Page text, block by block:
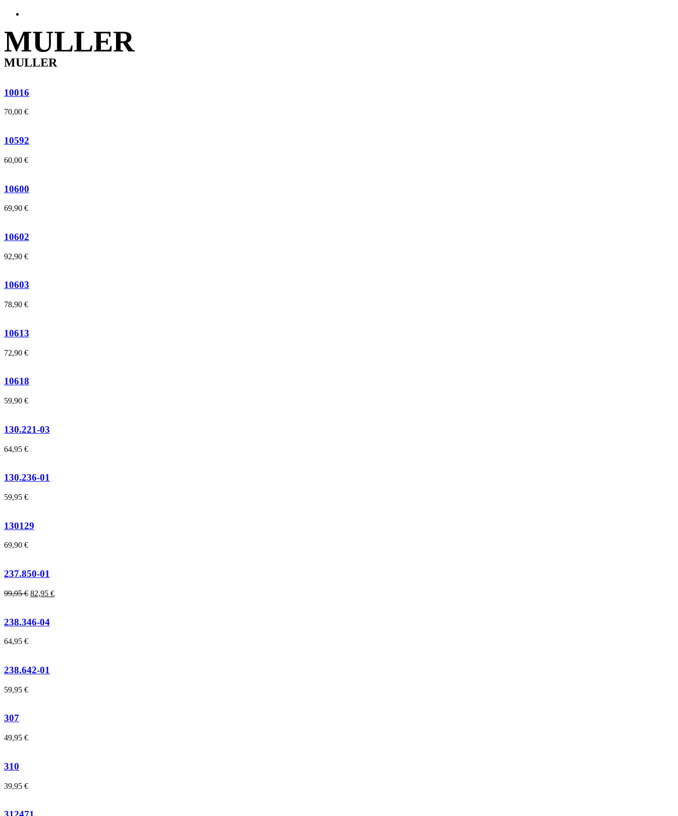
MULLER
MULLER
10016
70,00 €
10592
60,00 €
10600
69,90 €
10602
92,90 €
10603
78,90 €
10613
72,90 €
10618
59,90 €
130.221-03
64,95 €
130.236-01
59,95 €
130129
69,90 €
237.850-01
99,95€ 82,95 €
238.346-04
64,95 €
238.642-01
59,95 €
307
49,95 €
310
39,95 €